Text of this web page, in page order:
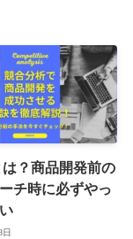
？商品開発前の
チ時に必ずやっ
日